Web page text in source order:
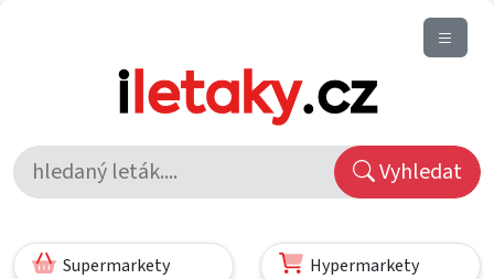
Vyhledat
Supermarkety Hypermarkety